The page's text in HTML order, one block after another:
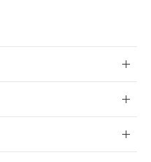
されている法人を
の非含有証明書
社基準）
含有を証明する
ル酸エステル類４
までの期間は出
することから備考